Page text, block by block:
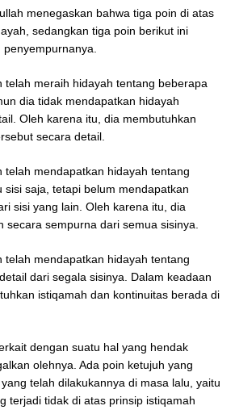
menegaskan bahwa tiga poin di atas
sedangkan tiga poin berikut ini
telah meraih hidayah tentang beberapa
dia tidak mendapatkan hidayah
Oleh karena itu, dia membutuhkan
secara detail.
telah mendapatkan hidayah tentang
sisi saja, tetapi belum mendapatkan
sisi yang lain. Oleh karena itu, dia
secara sempurna dari semua sisinya.
telah mendapatkan hidayah tentang
dari segala sisinya. Dalam keadaan
istiqamah dan kontinuitas berada di
dengan suatu hal yang hendak
olehnya. Ada poin ketujuh yang
telah dilakukannya di masa lalu, yaitu
terjadi tidak di atas prinsip istiqamah